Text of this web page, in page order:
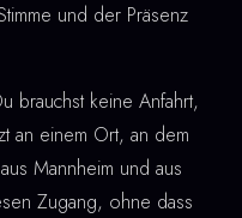
und der Präsenz
brauchst keine Anfahrt,
an einem Ort, an dem
Mannheim und aus
Zugang, ohne dass